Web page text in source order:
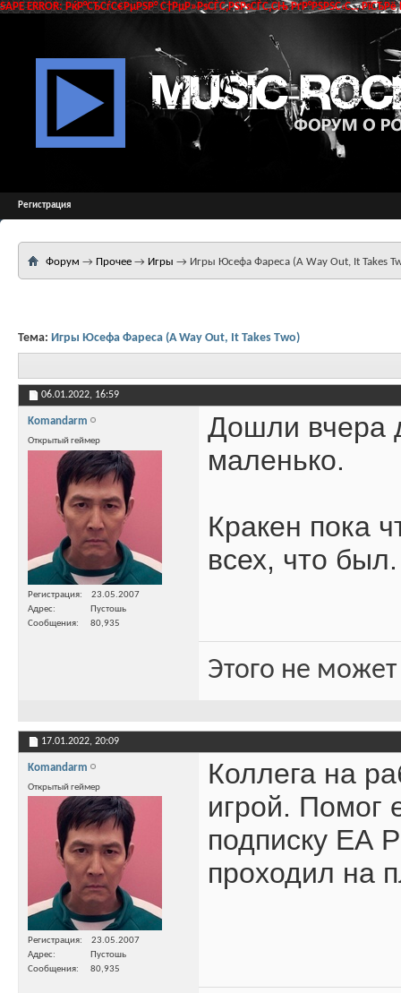
SAPE ERROR: РќР°СЂСѓС€РµРЅР° С†РµР»РѕСЃС‚РЅРѕСЃС‚СЊ РґР°РЅРЅС‹С…
Регистрация
Форум → Прочее → Игры → Игры Юсефа Фареса (A Way Out, It Takes
Тема: Игры Юсефа Фареса (A Way Out, It Takes Two)
06.01.2022, 16:59
Komandarm
Открытый геймер
Регистрация
23.05.2007
Адрес
Пустошь
Сообщения
80,935
Дошли вчера
маленько.
Кракен пока
всех, что был.
Этого не
17.01.2022, 20:09
Komandarm
Открытый геймер
Регистрация
23.05.2007
Адрес
Пустошь
Сообщения
80,935
Коллега на
игрой. Помог
подписку ЕА
проходил на